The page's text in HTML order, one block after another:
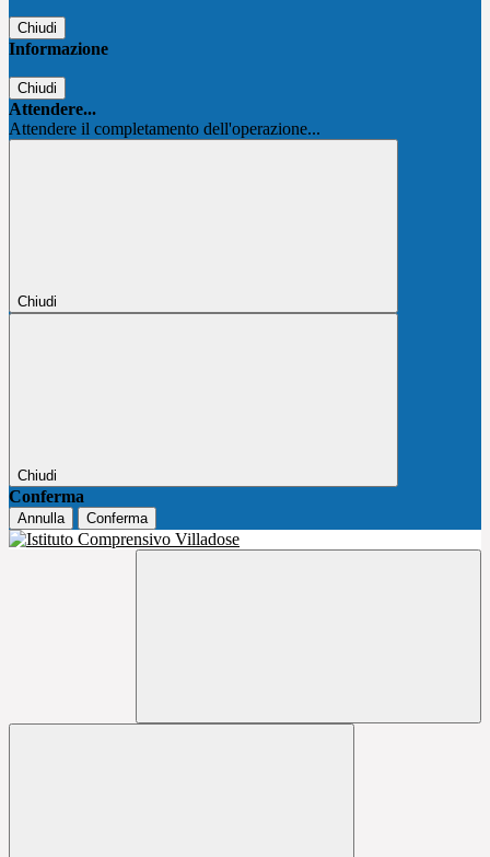
Chiudi
Informazione
Chiudi
Attendere...
Attendere il completamento dell'operazione...
Chiudi
Chiudi
Conferma
Annulla Conferma